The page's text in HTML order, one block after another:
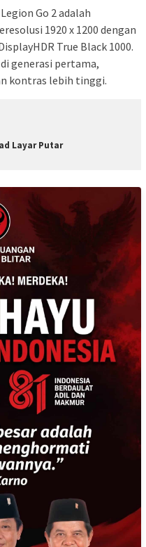
Go 2 adalah
1920 x 1200 dengan
True Black 1000.
generasi pertama,
kontras lebih tinggi.
Layar Putar